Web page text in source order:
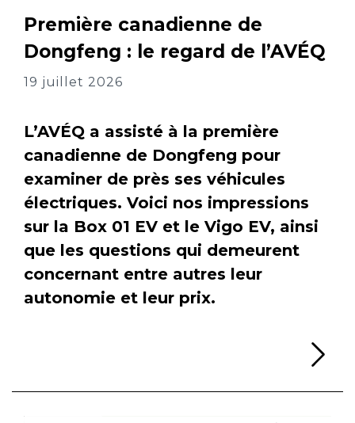
Première canadienne de
Dongfeng : le regard de l’AVÉQ
19 juillet 2026
L’AVÉQ a assisté à la première
canadienne de Dongfeng pour
examiner de près ses véhicules
électriques. Voici nos impressions
sur la Box 01 EV et le Vigo EV, ainsi
que les questions qui demeurent
concernant entre autres leur
autonomie et leur prix.